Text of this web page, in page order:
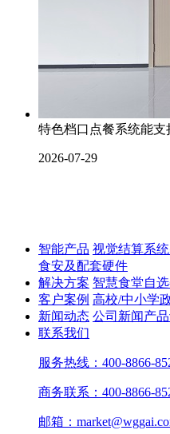
特色档口点餐系统能支
2026-07-29
智能产品 视觉结算系统
食安及配套硬件
解决方案 智慧食堂自
客户案例 高校/中小学
新闻动态 公司新闻产
联系我们
服务热线：400-8866-
商务联系：400-8866-
邮箱：